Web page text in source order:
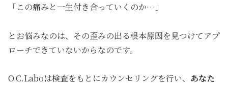
「この痛みと一生付き合っていくのか…」
とお悩みなのは、その歪みの出る根本原因を見つけてアプ
ローチできていないからなのです。
O.C.Laboは検査をもとにカウンセリングを行い、 あなた